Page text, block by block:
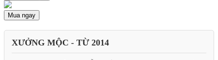
Mua ngay
XƯỞNG MỘC - TỪ 2014